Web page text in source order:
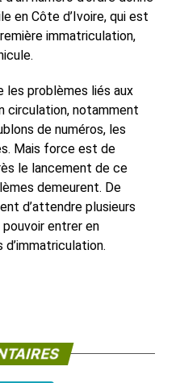
en Côte d’Ivoire, qui est
immatriculation,
les problèmes liés aux
circulation, notamment
de numéros, les
Mais force est de
le lancement de ce
demeurent. De
d’attendre plusieurs
pouvoir entrer en